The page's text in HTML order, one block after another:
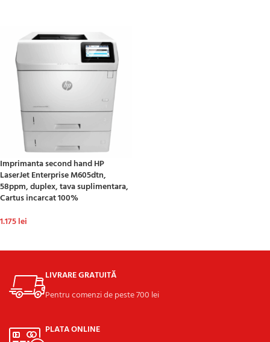
Imprimanta second hand HP
LaserJet Enterprise M605dtn,
58ppm, duplex, tava suplimentara,
Cartus incarcat 100%
1.175lei
LIVRARE GRATUITĂ
Pentru comenzi de peste 700 lei
PLATA ONLINE